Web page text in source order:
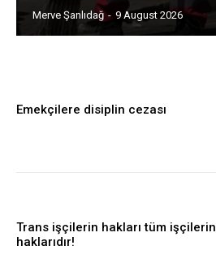
Merve Şanlıdağ - 9 August 2026
Emekçilere disiplin cezası
Trans işçilerin hakları tüm işçilerin
haklarıdır!